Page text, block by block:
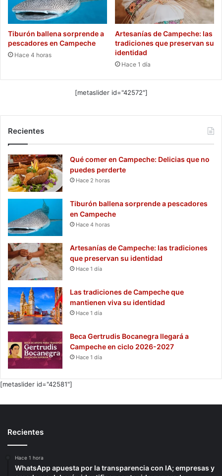
Tiburón ballena sorprende a
pescadores en Campeche
Hace 4 horas
Artesanías de Campeche: las
tradiciones que preservan su
identidad
Hace 1 día
[metaslider id="42572"]
Recientes
Qué comer en Campeche: Delicias que no
puedes perderte
Hace 2 horas
Tiburón ballena sorprende a pescadores
en Campeche
Hace 4 horas
Artesanías de Campeche: las tradiciones
que preservan su identidad
Hace 1 día
Las tradiciones de Campeche que
mantienen viva su identidad
Hace 1 día
Beca Gertrudis Bocanegra llegará a
Campeche en ciclo 2026-2027
Hace 1 día
[metaslider id="42581"]
Recientes
Hace 1 hora
WhatsApp apuesta por la transparencia con IA; empresas y